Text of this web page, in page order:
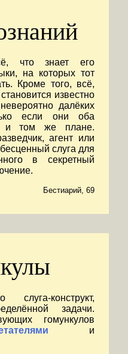
что знает его
на которых тот
Кроме того, всё,
известно
далёких
если они оба
и том же плане.
агент или
слуга для
в секретный
Бестиарий, 69
конструкт,
задачи.
гомункулов
и